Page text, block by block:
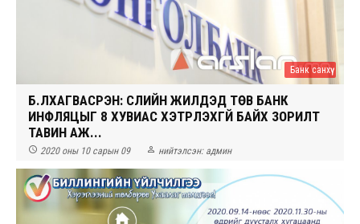
Банк санхүү
Б.ЛХАГВАСҮРЭН: СҮҮЛИЙН ЖИЛҮҮДЭД ТӨВ БАНК
ИНФЛЯЦЫГ 8 ХУВИАС ХЭТРҮҮЛЭХГҮЙ БАЙХ ЗОРИЛТ
ТАВИН АЖ...
 2020 оны 10 сарын 09  нийтэлсэн: админ